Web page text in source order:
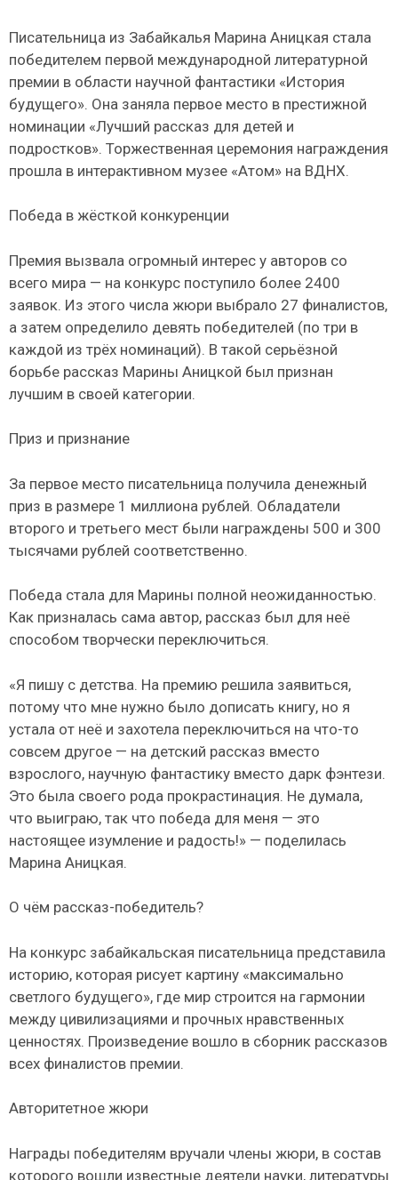
Писательница из Забайкалья Марина Аницкая стала
победителем первой международной литературной
премии в области научной фантастики «История
будущего». Она заняла первое место в престижной
номинации «Лучший рассказ для детей и
подростков». Торжественная церемония награждения
прошла в интерактивном музее «Атом» на ВДНХ.
Победа в жёсткой конкуренции
Премия вызвала огромный интерес у авторов со
всего мира — на конкурс поступило более 2400
заявок. Из этого числа жюри выбрало 27 финалистов,
а затем определило девять победителей (по три в
каждой из трёх номинаций). В такой серьёзной
борьбе рассказ Марины Аницкой был признан
лучшим в своей категории.
Приз и признание
За первое место писательница получила денежный
приз в размере 1 миллиона рублей. Обладатели
второго и третьего мест были награждены 500 и 300
тысячами рублей соответственно.
Победа стала для Марины полной неожиданностью.
Как призналась сама автор, рассказ был для неё
способом творчески переключиться.
«Я пишу с детства. На премию решила заявиться,
потому что мне нужно было дописать книгу, но я
устала от неё и захотела переключиться на что-то
совсем другое — на детский рассказ вместо
взрослого, научную фантастику вместо дарк фэнтези.
Это была своего рода прокрастинация. Не думала,
что выиграю, так что победа для меня — это
настоящее изумление и радость!» — поделилась
Марина Аницкая.
О чём рассказ-победитель?
На конкурс забайкальская писательница представила
историю, которая рисует картину «максимально
светлого будущего», где мир строится на гармонии
между цивилизациями и прочных нравственных
ценностях. Произведение вошло в сборник рассказов
всех финалистов премии.
Авторитетное жюри
Награды победителям вручали члены жюри, в состав
которого вошли известные деятели науки, литературы